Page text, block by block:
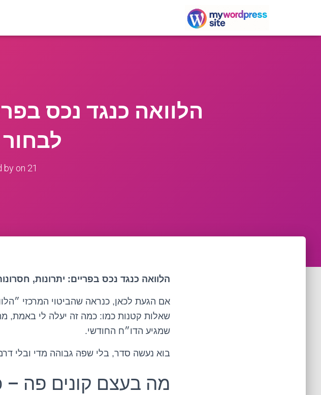
הלוואה כנגד נכס
לבחור
by on 21 ביוני 2026
הלוואה כנגד נכס בפריים: יתרונות,
אם הגעת לכאן, כנראה שהביטוי המרכזי
שאלות קטנות כמו: כמה זה יעלה לי באמת,
שמגיע הדו״ח החודשי.
בוא נעשה סדר, בלי שפה גבוהה מדי ובלי
מה בעצם קונים פה –